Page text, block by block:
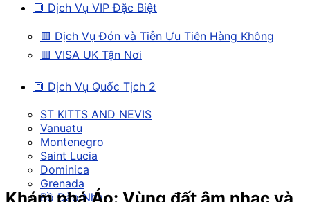
🔳 Dịch Vụ VIP Đặc Biệt
🟥 Dịch Vụ Đón và Tiễn Ưu Tiên Hàng Không
🟥 VISA UK Tận Nơi
🔳 Dịch Vụ Quốc Tịch 2
ST KITTS AND NEVIS
Vanuatu
Montenegro
Saint Lucia
Dominica
Grenada
Bồ Đào Nha